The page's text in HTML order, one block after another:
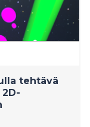
tehtävä